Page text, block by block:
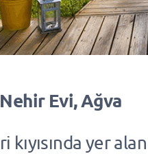
Evi, Ağva
kıyısında yer